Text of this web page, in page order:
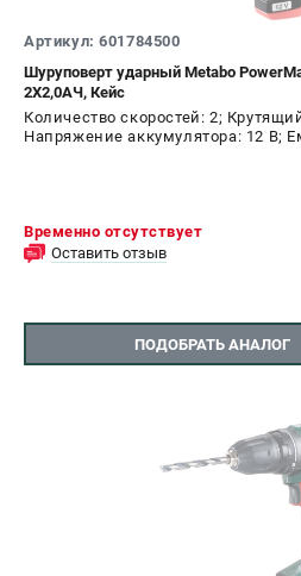
Артикул: 601784500
Шуруповерт ударный Metabo
2Х2,0АЧ, Кейс
Количество скоростей: 2;
Напряжение аккумулятора: 12 В;
Временно отсутствует
Оставить отзыв
ПОДОБРАТЬ АНАЛОГ